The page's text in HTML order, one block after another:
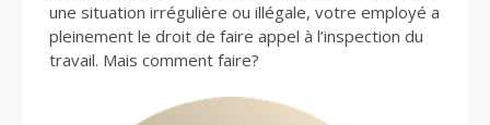
une situation irrégulière ou illégale, votre employé a
pleinement le droit de faire appel à l’inspection du
travail. Mais comment faire?